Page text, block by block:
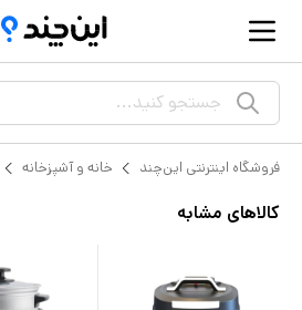
جستجو کنید...
فروشگاه اینترنتی این‌چند خانه و آشپزخانه
کالاهای مشابه